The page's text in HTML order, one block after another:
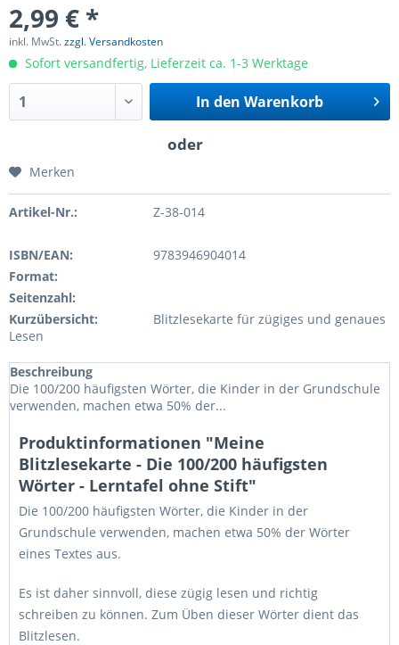
2,99 € *
inkl. MwSt.zzgl. Versandkosten
Sofort versandfertig, Lieferzeit ca. 1-3 Werktage
In den Warenkorb
Merken
Artikel-Nr.: Z-38-014
ISBN/EAN:
9783946904014
Format:
Seitenzahl:
Kurzübersicht:
Blitzlesekarte für zügiges und genaues
Lesen
Beschreibung
Die 100/200 häufigsten Wörter, die Kinder in der Grundschule
verwenden, machen etwa 50% der...
Produktinformationen "Meine
Blitzlesekarte - Die 100/200 häufigsten
Wörter - Lerntafel ohne Stift"
Die 100/200 häufigsten Wörter, die Kinder in der
Grundschule verwenden, machen etwa 50% der Wörter
eines Textes aus.
Es ist daher sinnvoll, diese zügig lesen und richtig
schreiben zu können. Zum Üben dieser Wörter dient das
Blitzlesen.